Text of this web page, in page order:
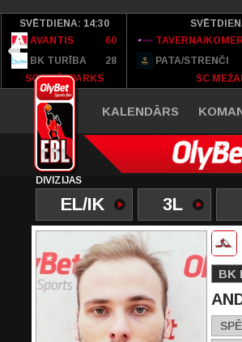
SVĒTDIENA: 14:30
AVANTIS
60
BK TURĪBA
28
SC MEŽAPARKS
TAVERNA/
PATA/STRENČI
SC
KALENDĀRS
DIVĪZIJAS
EL/IK 3L
BK